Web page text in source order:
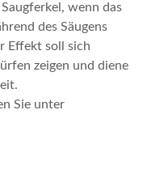
wenn das
des Säugens
Effekt soll sich
zeigen und diene
Sie unter